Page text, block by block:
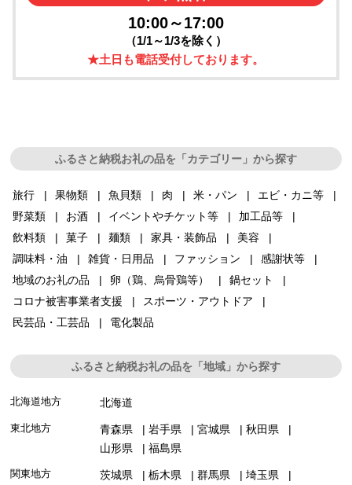
10:00～17:00
（1/1～1/3を除く）
★土日も電話受付しております。
ふるさと納税お礼の品を「カテゴリー」から探す
旅行 果物類 魚貝類 肉 米・パン
エビ・カニ等
野菜類
お酒 イベントやチケット等
加工品等
飲料類
菓子 麺類 家具・装飾品
美容
調味料・油
雑貨・日用品 ファッション
感謝状等
地域のお礼の品
卵（鶏、烏骨鶏等）
鍋セット
コロナ被害事業者支援
スポーツ・アウトドア
民芸品・工芸品
電化製品
ふるさと納税お礼の品を「地域」から探す
北海道地方 北海道
東北地方 青森県 岩手県 宮城県
秋田県
山形県
福島県
関東地方 茨城県 栃木県 群馬県
埼玉県